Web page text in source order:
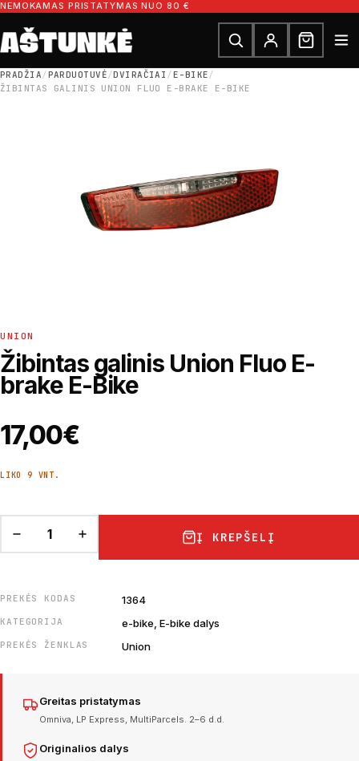
Pereiti prie turinio
NEMOKAMAS PRISTATYMAS NUO 80 €
Ieškoti dalių
Ieškoti
PRADŽIA/PARDUOTUVĖ/DVIRAČIAI /E-BIKE/
ŽIBINTAS GALINIS UNION FLUO E-BRAKE E-BIKE
UNION
Žibintas galinis Union Fluo E-
brake E-Bike
17,00€
LIKO 9 VNT.
Į KREPŠELĮ
PREKĖS KODAS 1364
KATEGORIJA e-bike, E-bike dalys
PREKĖS ŽENKLAS Union
Greitas pristatymas
Omniva, LP Express, MultiParcels. 2–6 d.d.
Originalios dalys